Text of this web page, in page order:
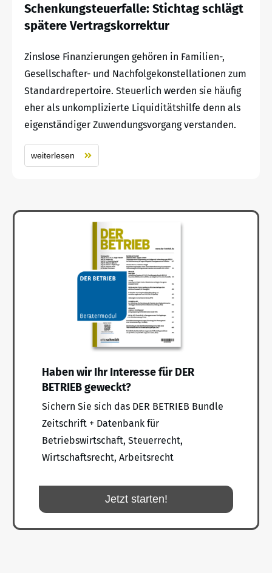
Schenkungsteuerfalle: Stichtag schlägt
spätere Vertragskorrektur
Zinslose Finanzierungen gehören in Familien-,
Gesellschafter- und Nachfolgekonstellationen zum
Standardrepertoire. Steuerlich werden sie häufig
eher als unkomplizierte Liquiditätshilfe denn als
eigenständiger Zuwendungsvorgang verstanden.
weiterlesen
Haben wir Ihr Interesse für DER
BETRIEB geweckt?
Sichern Sie sich das DER BETRIEB Bundle
Zeitschrift + Datenbank für
Betriebswirtschaft, Steuerrecht,
Wirtschaftsrecht, Arbeitsrecht
Jetzt starten!